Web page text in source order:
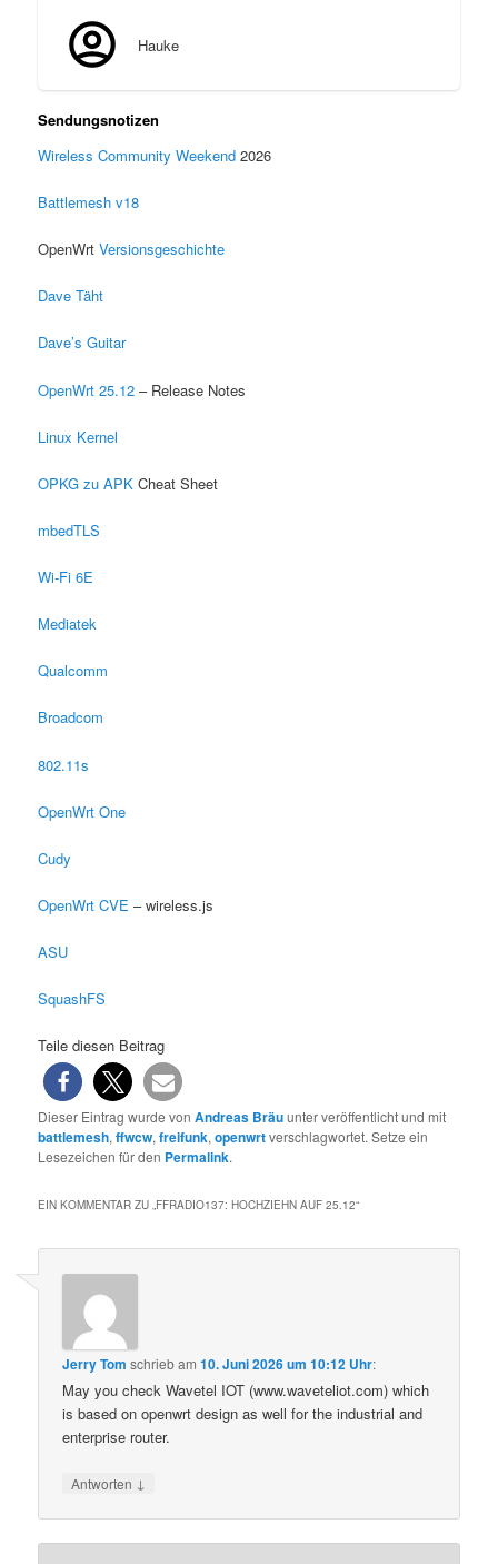
Hauke
Sendungsnotizen
Wireless Community Weekend 2026
Battlemesh v18
OpenWrtVersionsgeschichte
Dave Täht
Dave’s Guitar
OpenWrt 25.12 – Release Notes
Linux Kernel
OPKG zu APK Cheat Sheet
mbedTLS
Wi-Fi 6E
Mediatek
Qualcomm
Broadcom
802.11s
OpenWrt One
Cudy
OpenWrt CVE – wireless.js
ASU
SquashFS
Teile diesen Beitrag
Dieser Eintrag wurde vonAndreas Bräuunter veröffentlicht und mit
battlemesh,ffwcw,freifunk,openwrtverschlagwortet. Setze ein
Lesezeichen für den Permalink.
EIN KOMMENTAR ZU „FFRADIO137: HOCHZIEHN AUF 25.12“
Jerry Tom schriebam10. Juni 2026 um 10:12 Uhr:
May you check Wavetel IOT (www.waveteliot.com) which
is based on openwrt design as well for the industrial and
enterprise router.
Antworten ↓